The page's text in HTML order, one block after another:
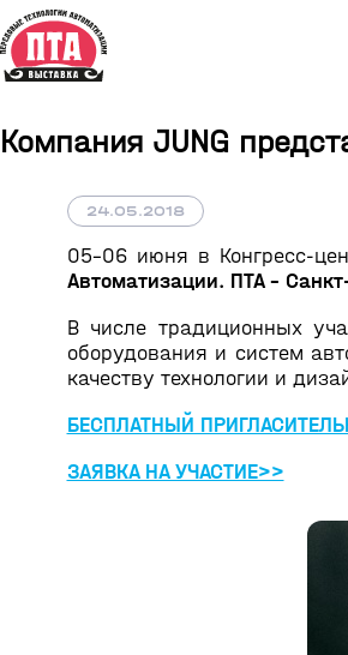
Компания JUNG
24.05.2018
05–06 июня в Конгресс-
Автоматизации. ПТА -
В числе традиционных
оборудования и систем
качеству технологии и
БЕСПЛАТНЫЙ
ЗАЯВКА НА УЧАСТИЕ>>